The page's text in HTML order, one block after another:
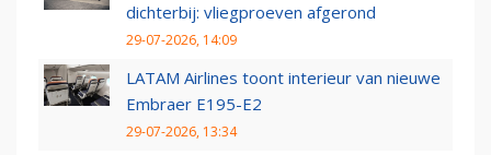
dichterbij: vliegproeven afgerond
29-07-2026, 14:09
LATAM Airlines toont interieur van nieuwe
Embraer E195-E2
29-07-2026, 13:34